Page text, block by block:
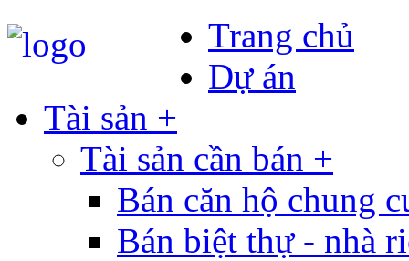
Trang chủ
Dự án
Tài sản +
Tài sản cần bán +
Bán căn hộ chung
Bán biệt thự - nhà